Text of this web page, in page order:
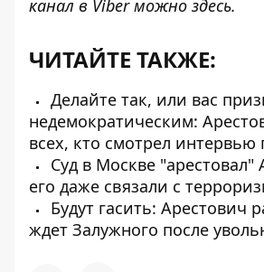
канал в Viber можно здесь.
ЧИТАЙТЕ ТАКЖЕ:
Делайте так, или вас
недемократическим:
всех, кто смотрел интервью
Суд в Москве "арестовал"
его даже связали с
Будут гасить: Арестович
ждет Залужного после